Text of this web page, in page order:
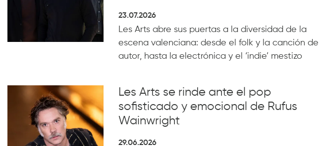
23.07.2026
Les Arts abre sus puertas a la diversidad de la
escena valenciana: desde el folk y la canción de
autor, hasta la electrónica y el ‘indie’ mestizo
Les Arts se rinde ante el pop
sofisticado y emocional de Rufus
Wainwright
29.06.2026